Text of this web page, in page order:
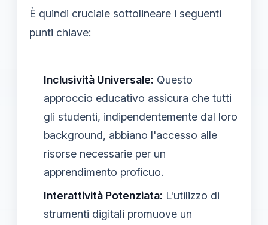
È quindi cruciale sottolineare i seguenti
punti chiave:
Inclusività Universale: Questo
approccio educativo assicura che tutti
gli studenti, indipendentemente dal loro
background, abbiano l'accesso alle
risorse necessarie per un
apprendimento proficuo.
Interattività Potenziata: L'utilizzo di
strumenti digitali promuove un